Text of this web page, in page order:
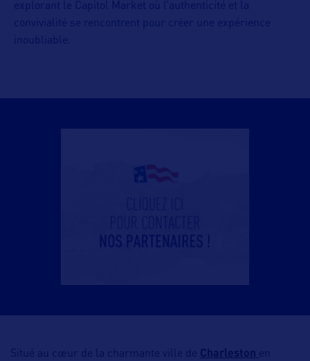
explorant le Capitol Market où l’authenticité et la
convivialité se rencontrent pour créer une expérience
inoubliable.
Situé au cœur de la charmante ville de Charleston en